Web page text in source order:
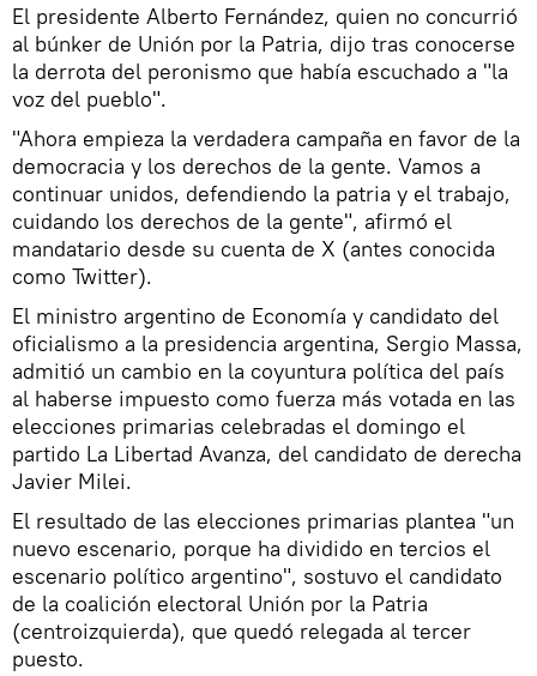
El presidente Alberto Fernández, quien no concurrió
al búnker de Unión por la Patria, dijo tras conocerse
la derrota del peronismo que había escuchado a "la
voz del pueblo".
"Ahora empieza la verdadera campaña en favor de la
democracia y los derechos de la gente. Vamos a
continuar unidos, defendiendo la patria y el trabajo,
cuidando los derechos de la gente", afirmó el
mandatario desde su cuenta de X (antes conocida
como Twitter).
El ministro argentino de Economía y candidato del
oficialismo a la presidencia argentina, Sergio Massa,
admitió un cambio en la coyuntura política del país
al haberse impuesto como fuerza más votada en las
elecciones primarias celebradas el domingo el
partido La Libertad Avanza, del candidato de derecha
Javier Milei.
El resultado de las elecciones primarias plantea "un
nuevo escenario, porque ha dividido en tercios el
escenario político argentino", sostuvo el candidato
de la coalición electoral Unión por la Patria
(centroizquierda), que quedó relegada al tercer
puesto.